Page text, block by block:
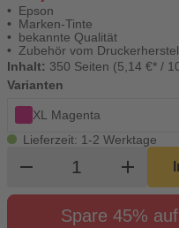
Epson
Marken-Tinte
bekannte Qualität
Zubehör vom
Inhalt: 350 Seiten (5,14 €* /
Varianten
XL Magenta
Lieferzeit: 1-2 Werktage
remove Produktadd
Spare 45%